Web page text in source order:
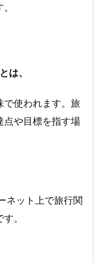
は、
使われます。旅
点や目標を指す場
ット上で旅行関
。